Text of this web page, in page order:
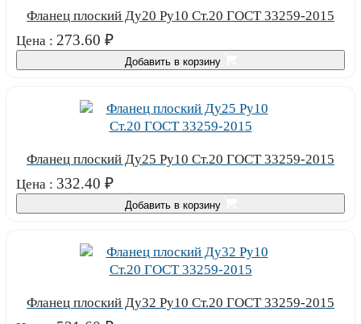
Фланец плоский Ду20 Ру10 Ст.20 ГОСТ 33259-2015
Цена : 273.60 ₽
Добавить в корзину
Фланец плоский Ду25 Ру10 Ст.20 ГОСТ 33259-2015
Цена : 332.40 ₽
Добавить в корзину
Фланец плоский Ду32 Ру10 Ст.20 ГОСТ 33259-2015